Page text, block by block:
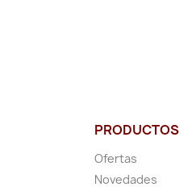
PRODUCTOS
Ofertas
Novedades